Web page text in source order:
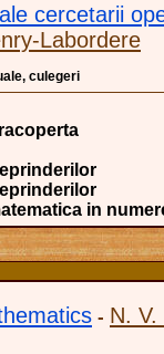
cercetarii
Labordere
culegeri
in
- N.